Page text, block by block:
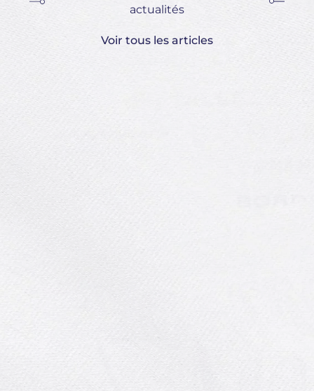
actualités
Voir tous les articles
Le poireau est un légume facile à
cultiver, mais il demande un peu